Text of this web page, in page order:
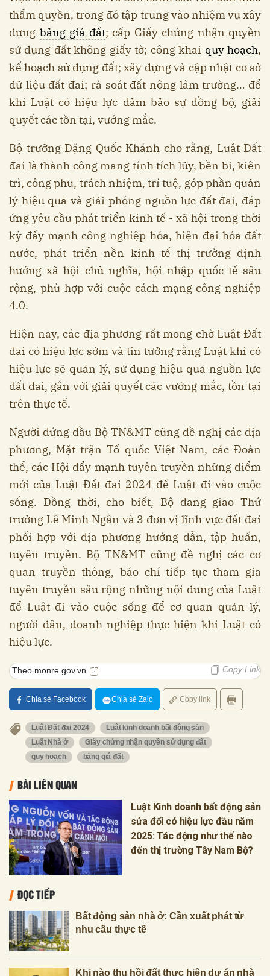
thẩm quyền, trong đó tập trung vào nhiệm vụ xây
dựng bảng giá đất; cấp Giấy chứng nhận quyền
sử dụng đất không giấy tờ; công khai quy hoạch,
kế hoạch sử dụng đất; xây dựng và cập nhật cơ sở
dữ liệu đất đai; rà soát đất nông lâm trường… để
khi Luật có hiệu lực đảm bảo sự đồng bộ, giải
quyết các tồn tại, vướng mắc.
Bộ trưởng Đặng Quốc Khánh cho rằng, Luật Đất
đai là thành công mang tính tích lũy, bền bỉ, kiên
trì, công phu, trách nhiệm, trí tuệ, góp phần quản
lý hiệu quả và giải phóng nguồn lực đất đai, đáp
ứng yêu cầu phát triển kinh tế - xã hội trong thời
kỳ đẩy mạnh công nghiệp hóa, hiện đại hóa đất
nước, phát triển nền kinh tế thị trường định
hướng xã hội chủ nghĩa, hội nhập quốc tế sâu
rộng, phù hợp với cuộc cách mạng công nghiệp
4.0.
Hiện nay, các địa phương rất mong chờ Luật Đất
đai có hiệu lực sớm và tin tưởng rằng Luật khi có
hiệu lực sẽ quản lý, sử dụng hiệu quả nguồn lực
đất đai, gắn với giải quyết các vướng mắc, tồn tại
trên thực tế.
Người đứng đầu Bộ TN&MT cũng đề nghị các địa
phương, Mặt trận Tổ quốc Việt Nam, các Đoàn
thể, các Hội đẩy mạnh tuyên truyền những điểm
mới của Luật Đất đai 2024 để Luật đi vào cuộc
sống. Đồng thời, cho biết, Bộ đang giao Thứ
trưởng Lê Minh Ngân và 3 đơn vị lĩnh vực đất đai
phối hợp với địa phương hướng dẫn, tập huấn,
tuyên truyền. Bộ TN&MT cũng đề nghị các cơ
quan truyền thông, báo chí tiếp tục tham gia
tuyên truyền sâu rộng những nội dung của Luật
để Luật đi vào cuộc sống để cơ quan quản lý,
người dân, doanh nghiệp thực hiện khi Luật có
hiệu lực.
Theo monre.gov.vn Copy Link
Chia sẻ Facebook Chia sẻ Zalo Copy link
Luật Đất đai 2024
Luật kinh doanh bất động sản
Luật Nhà ở
Giây chứng nhận quyền sử dụng đất
quy hoạch
bảng giá đất
BÀI LIÊN QUAN
Luật Kinh doanh bất động sản
sửa đổi có hiệu lực đầu năm
2025: Tác động như thế nào
đến thị trường Tây Nam Bộ?
ĐỌC TIẾP
Bất động sản nhà ở: Cần xuất phát từ
nhu cầu thực tế
Khi nào thu hồi đất thực hiện dự án nhà